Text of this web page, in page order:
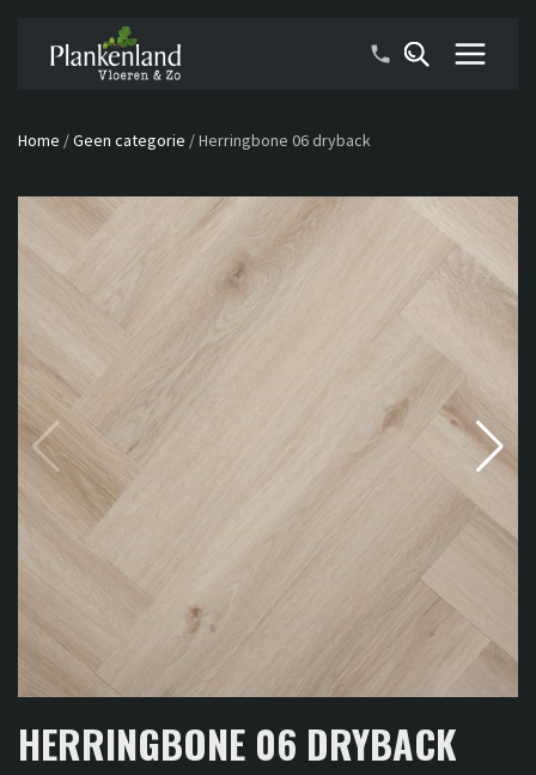
Home /Geen categorie /Herringbone 06 dryback
HERRINGBONE 06 DRYBACK